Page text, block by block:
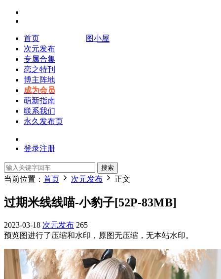
图小屋
首页
次元发布
专属合集
恋之特刊
博主阵地
成为会员
萌新指南
联系我们
永久发布页
登录注册
搜索
当前位置： 首页 次元发布 正文
过期米线线喵-小豹子[52P-83MB]
2023-03-18 次元发布 265
预览图进行了压缩和水印，原图无压缩，无本站水印。